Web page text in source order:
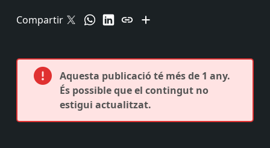
Compartir
Aquesta publicació té més de 1 any.
És possible que el contingut no
estigui actualitzat.